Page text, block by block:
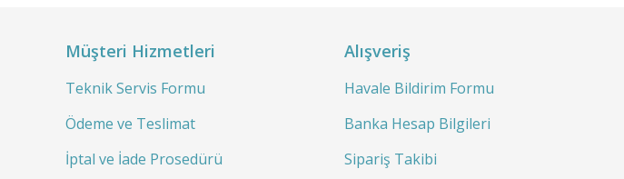
Müşteri Hizmetleri
Teknik Servis Formu
Ödeme ve Teslimat
İptal ve İade Prosedürü
Alışveriş
Havale Bildirim Formu
Banka Hesap Bilgileri
Sipariş Takibi